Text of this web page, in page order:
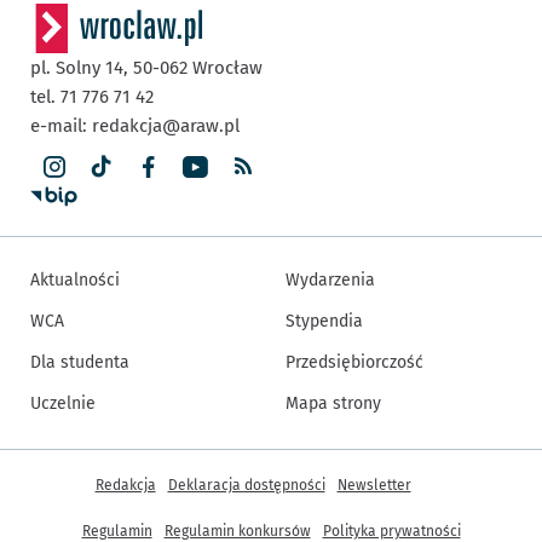
pl. Solny 14, 50-062 Wrocław
tel. 71 776 71 42
e-mail: redakcja@araw.pl
Aktualności
WCA
Dla studenta
Uczelnie
Wydarzenia
Stypendia
Przedsiębiorczość
Mapa strony
Inne informacje
Redakcja Deklaracja dostępności Newsletter
Regulamin Regulamin konkursów Polityka prywatności